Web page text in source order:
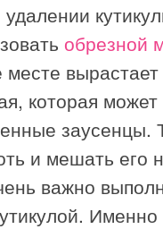
обрезной
месте
которая может
заусенцы.
и мешать его
важно